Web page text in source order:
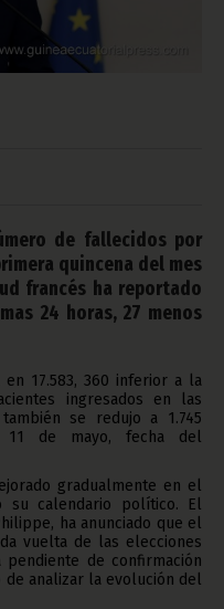
de fallecidos por
quincena del mes
francés ha reportado
24 horas, 27 menos
17.583, 360 inferior a la
ingresados en las
se redujo a 1.745
de mayo, fecha del
gradualmente en el
su calendario político. El
ha anunciado que el
vuelta de las elecciones
pendiente de confirmación
analizar la evolución del